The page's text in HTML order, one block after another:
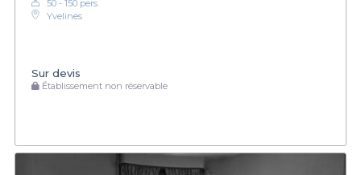
50 - 150 pers.
Yvelines
Sur devis
Établissement non réservable